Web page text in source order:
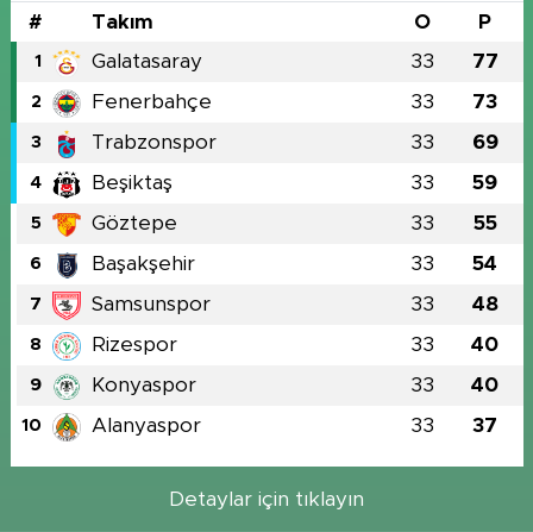
# Takım O P
1 Galatasaray 33 77
2 Fenerbahçe 33 73
3 Trabzonspor 33 69
4 Beşiktaş 33 59
5 Göztepe 33 55
6 Başakşehir 33 54
7 Samsunspor 33 48
8 Rizespor 33 40
9 Konyaspor 33 40
10 Alanyaspor 33 37
Detaylar için tıklayın